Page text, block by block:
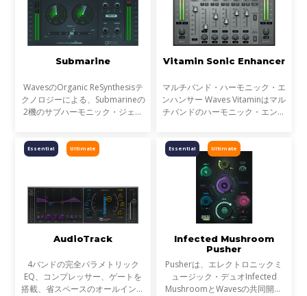
Submarine
WavesのOrganic ReSynthesisテ
クノロジーによる、Submarineの
2機のサブハーモニック・ジェネ
取れた超低域を生み出します。
Vitamin Sonic Enhancer
マルチバンド・ハーモニック・エ
ンハンサー Waves Vitaminはマル
チバンドのハーモニック・エンハ
ンドにパワーを与え、エンハンス
された音とオリジナル
Ultimate
Essential
AudioTrack
4バンドの完全パラメトリック
EQ、コンプレッサー、ゲートを
搭載、省スペースのオールインワ
Ultimate
Essential
Infected Mushroom
Pusher
Pusherは、エレクトロニックミ
ュージック・デュオInfected
MushroomとWavesの共同開発